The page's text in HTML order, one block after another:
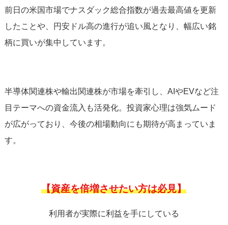
前日の米国市場でナスダック総合指数が過去最高値を更新
したことや、円安ドル高の進行が追い風となり、幅広い銘
柄に買いが集中しています。
半導体関連株や輸出関連株が市場を牽引し、AIやEVなど注
目テーマへの資金流入も活発化。投資家心理は強気ムード
が広がっており、今後の相場動向にも期待が高まっていま
す。
【資産を倍増させたい方は必見】
利用者が実際に利益を手にしている